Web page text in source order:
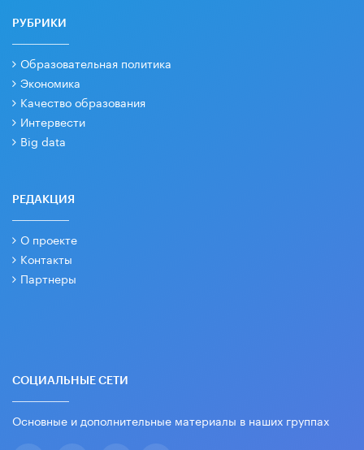
РУБРИКИ
Образовательная политика
Экономика
Качество образования
Интервести
Big data
РЕДАКЦИЯ
О проекте
Контакты
Партнеры
СОЦИАЛЬНЫЕ СЕТИ
Основные и дополнительные материалы в наших группах